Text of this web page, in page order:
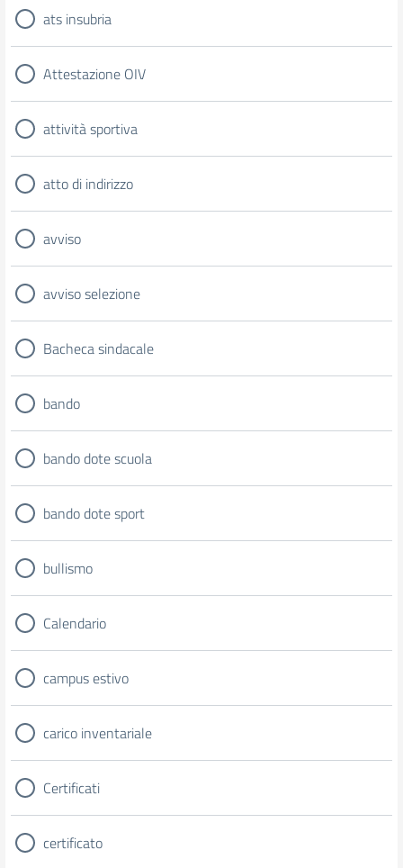
ats insubria
Attestazione OIV
attività sportiva
atto di indirizzo
avviso
avviso selezione
Bacheca sindacale
bando
bando dote scuola
bando dote sport
bullismo
Calendario
campus estivo
carico inventariale
Certificati
certificato